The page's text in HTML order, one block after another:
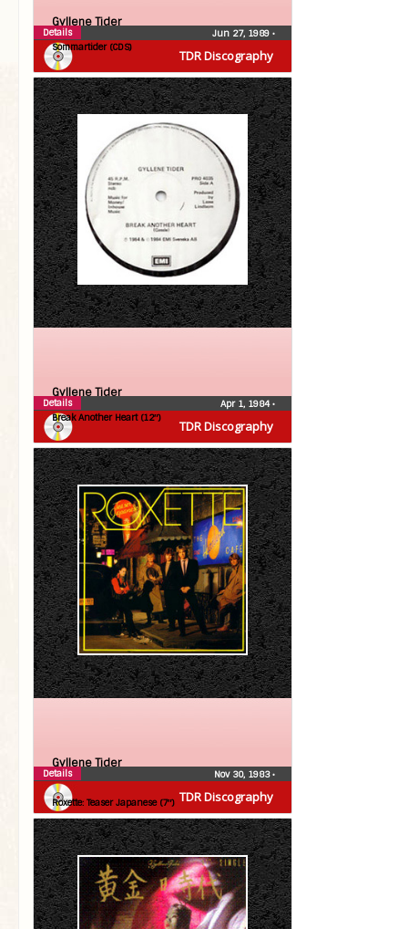
TDR Discography
Gyllene Tider
Sommartider (CDS)
Jun 27, 1989 •
Details
TDR Discography
Gyllene Tider
Break Another Heart (12″)
Apr 1, 1984•
Details
TDR Discography
Gyllene Tider
Roxette
Roxette: Teaser Japanese (7″)
Nov 30, 1983•
Details